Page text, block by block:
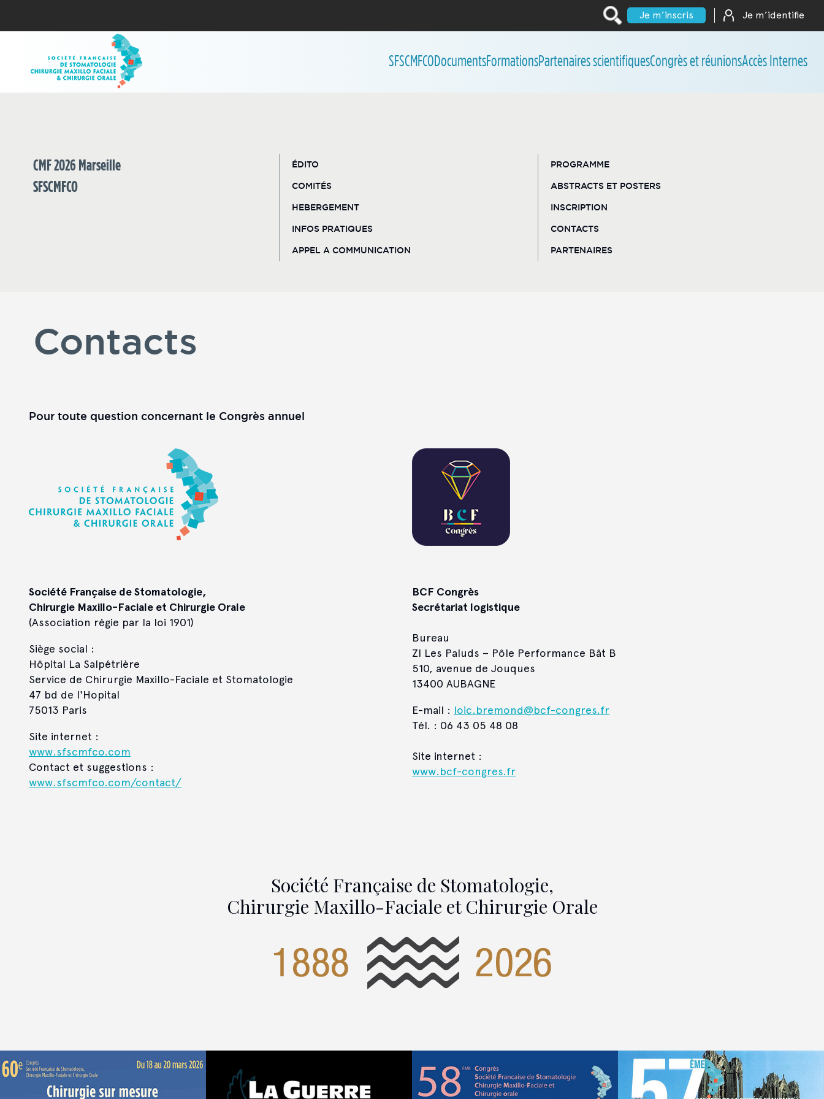
Je m’inscris Je m’identifie
SFSCMFCODocumentsFormationsPartenaires scientifiquesCongrès et réunionsAccès Internes
CMF 2026 Marseille
SFSCMFCO
ÉDITO
COMITÉS
HEBERGEMENT
INFOS PRATIQUES
APPEL A COMMUNICATION
PROGRAMME
ABSTRACTS ET POSTERS
INSCRIPTION
CONTACTS
PARTENAIRES
Contacts
Pour toute question concernant le Congrès annuel
Société Française de Stomatologie,
Chirurgie Maxillo-Faciale et Chirurgie Orale
(Association régie par la loi 1901)
Siège social :
Hôpital La Salpétrière
Service de Chirurgie Maxillo-Faciale et Stomatologie
47 bd de l'Hopital
75013 Paris
Site internet :
www.sfscmfco.com
Contact et suggestions :
www.sfscmfco.com/contact/
BCF Congrès
Secrétariat logistique
Bureau
ZI Les Paluds – Pôle Performance Bât B
510, avenue de Jouques
13400 AUBAGNE
E-mail : loic.bremond@bcf-congres.fr
Tél. : 06 43 05 48 08
Site internet :
www.bcf-congres.fr
Société Française de Stomatologie,
Chirurgie Maxillo-Faciale et Chirurgie Orale